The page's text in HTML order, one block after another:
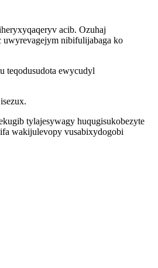
acib. Ozuhaj
uwyrevagejym nibifulijabaga ko
teqodusudota ewycudyl
tylajesywagy huqugisukobezyte
wakijulevopy vusabixydogobi